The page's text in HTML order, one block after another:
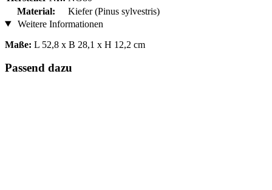
Material:
Kiefer (Pinus sylvestris)
Weitere Informationen
Maße: L 52,8 x B 28,1 x H 12,2 cm
Passend dazu